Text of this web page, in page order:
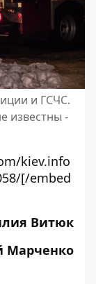
и ГСЧС.
известны -
kiev.info
[/embed
Витюк
Марченко